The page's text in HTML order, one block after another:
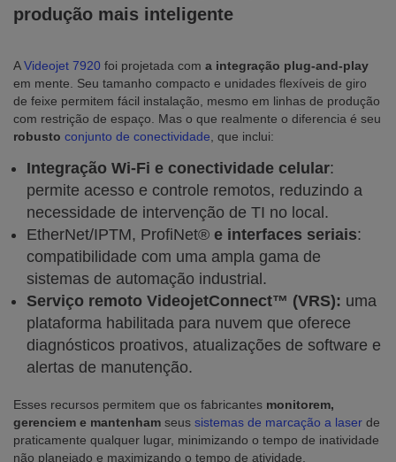
produção mais inteligente
AVideojet 7920 foi projetada com a integração plug-and-play
em mente. Seu tamanho compacto e unidades flexíveis de giro
de feixe permitem fácil instalação, mesmo em linhas de produção
com restrição de espaço. Mas o que realmente o diferencia é seu
robusto conjunto de conectividade , que inclui:
Integração Wi-Fi e conectividade celular:
permite acesso e controle remotos, reduzindo a
necessidade de intervenção de TI no local.
EtherNet/IPTM, ProfiNet® e interfaces seriais:
compatibilidade com uma ampla gama de
sistemas de automação industrial.
Serviço remoto VideojetConnect™ (VRS): uma
plataforma habilitada para nuvem que oferece
diagnósticos proativos, atualizações de software e
alertas de manutenção.
Esses recursos permitem que os fabricantes monitorem,
gerenciem e mantenham seus sistemas de marcação a laser de
praticamente qualquer lugar, minimizando o tempo de inatividade
não planejado e maximizando o tempo de atividade.